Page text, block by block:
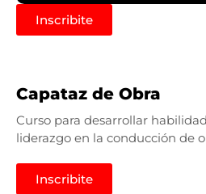
Inscribite
Capataz de Obra
Curso para desarrollar
liderazgo en la conducción de
Inscribite